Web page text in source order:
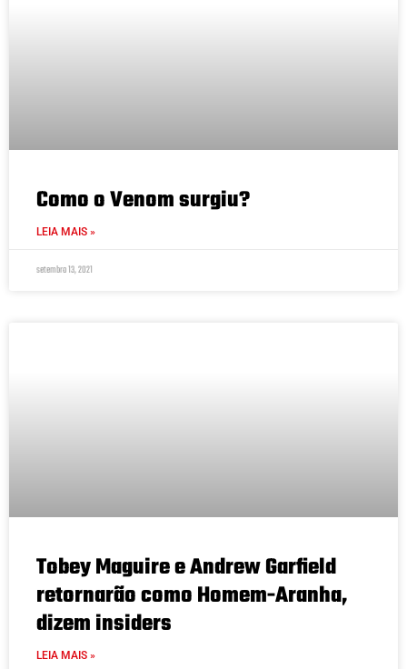
Como o Venom surgiu?
LEIA MAIS »
setembro 13, 2021
Tobey Maguire e Andrew Garfield
retornarão como Homem-Aranha,
dizem insiders
LEIA MAIS »